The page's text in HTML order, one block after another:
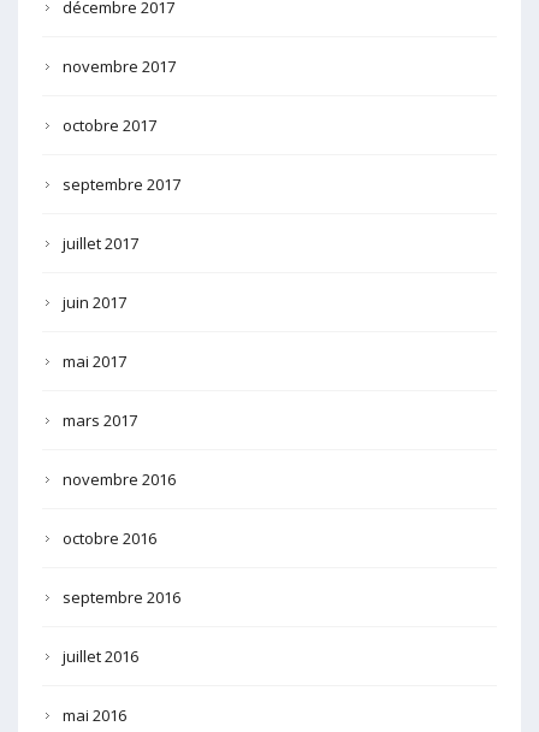
décembre 2017
novembre 2017
octobre 2017
septembre 2017
juillet 2017
juin 2017
mai 2017
mars 2017
novembre 2016
octobre 2016
septembre 2016
juillet 2016
mai 2016